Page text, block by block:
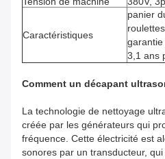
Caractéristiques
panier
3,1 ans
Comment un décapant
La technologie de nettoyage
créée par les générateurs qui
fréquence. Cette électricité est
sonores par un transducteur,